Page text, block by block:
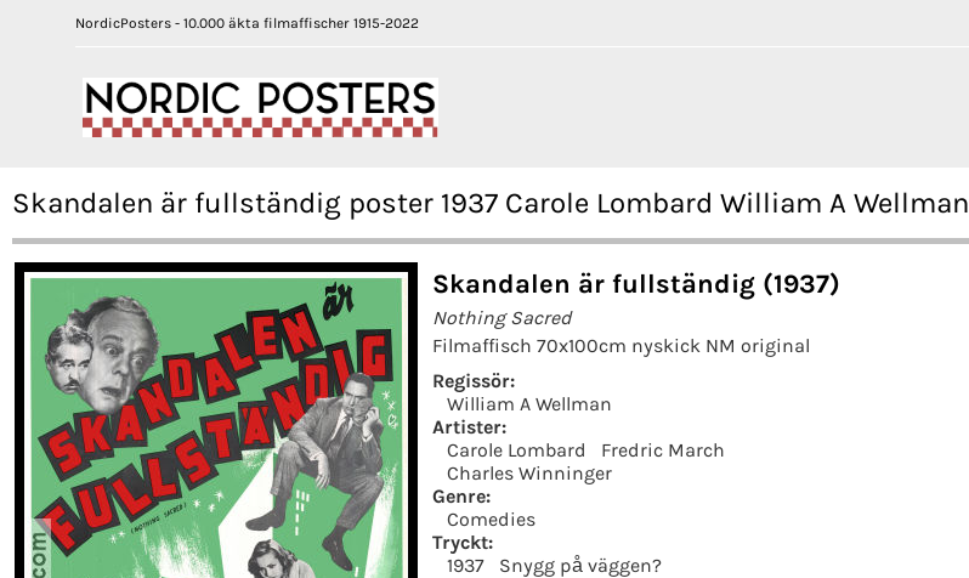
NordicPosters - 10.000 äkta filmaffischer 1915-2022
Skandalen är fullständig poster 1937 Carole Lombard William A Wellman
Skandalen är fullständig (1937)
Nothing Sacred
Filmaffisch 70x100cm nyskick NM original
Regissör:
William A Wellman
Artister:
Carole Lombard
Fredric March
Charles Winninger
Genre:
Comedies
Tryckt:
1937
Snygg på väggen?